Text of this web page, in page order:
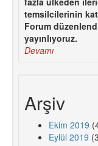
temsilcilerinin
Forum
yayınlıyoruz.
Devamı
Arşiv
Ekim 2019
Eylül 2019